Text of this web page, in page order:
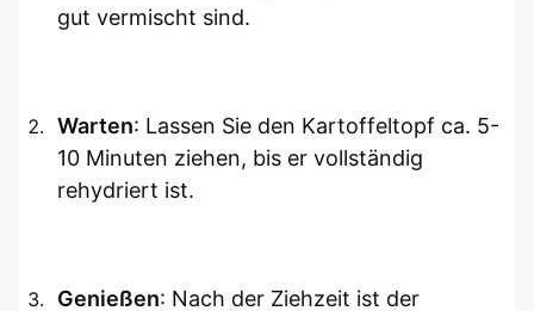
gut vermischt sind.
Warten: Lassen Sie den Kartoffeltopf ca. 5-
10 Minuten ziehen, bis er vollständig
rehydriert ist.
Genießen: Nach der Ziehzeit ist der